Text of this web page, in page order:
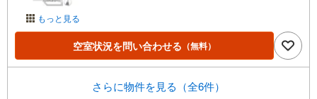
もっと見る
空室状況を問い合わせる （無料）
さらに物件を見る（全6件）